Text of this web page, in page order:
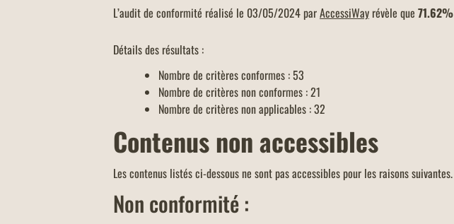
L’audit de conformité réalisé le 03/05/2024 parAccessiWay révèle que 71.62%
Détails des résultats :
Nombre de critères conformes : 53
Nombre de critères non conformes : 21
Nombre de critères non applicables : 32
Contenus non accessibles
Les contenus listés ci-dessous ne sont pas accessibles pour les raisons suivantes.
Non conformité :